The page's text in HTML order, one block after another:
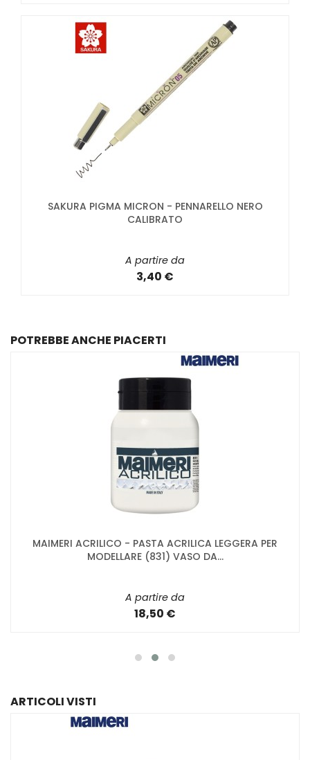
SAKURA PIGMA MICRON - PENNARELLO NERO
CALIBRATO
A partire da
3,40 €
POTREBBE ANCHE PIACERTI
MAIMERI ACRILICO - PASTA ACRILICA LEGGERA PER
MODELLARE (831) VASO DA...
A partire da
18,50 €
ARTICOLI VISTI